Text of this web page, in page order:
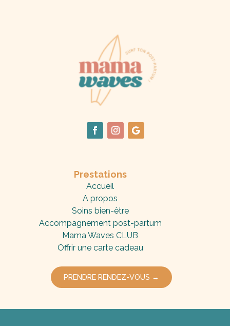
Prestations
Accueil
A propos
Soins bien-être
Accompagnement post-partum
Mama Waves CLUB
Offrir une carte cadeau
PRENDRE RENDEZ-VOUS →